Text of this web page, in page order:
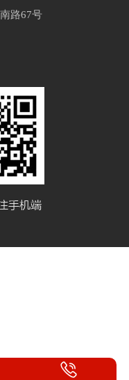
路67号